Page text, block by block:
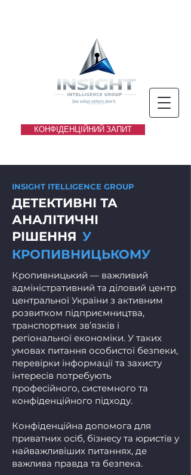
КОНФІДЕНЦІЙНИЙ ЗАПИТ
INSIGHT IТЕLLIGENCE GROUP
ДЕТЕКТИВНІ ТА
АНАЛІТИЧНІ
РІШЕННЯ У
КРОПИВНИЦЬКОМУ
Кропивницький — важливий
адміністративний та діловий центр
центральної України з активним
розвитком підприємництва,
транспортних зв’язків і
регіональної економіки. У таких
умовах питання особистої безпеки,
перевірки інформації та захисту
інтересів потребують
професійного, системного та
конфіденційного підходу.
Конфіденційна допомога для
приватних осіб, бізнесу та юристів у
найважливіших питаннях, де
важлива правда та безпека.